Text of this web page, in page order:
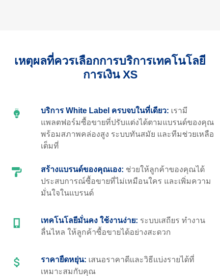
เหตุผลที่ควรเลือกการบริการเทคโนโลยี
การเงิน XS
บริการ White Label ครบจบในที่เดียว: เรามี
แพลตฟอร์มซื้อขายที่ปรับแต่งได้ตามแบรนด์ของคุณ
พร้อมสภาพคล่องสูง ระบบทันสมัย และทีมช่วยเหลือ
เต็มที่
สร้างแบรนด์ของคุณเอง: ช่วยให้ลูกค้าของคุณได้
ประสบการณ์ซื้อขายที่ไม่เหมือนใคร และเพิ่มความ
มั่นใจในแบรนด์
เทคโนโลยีมั่นคง ใช้งานง่าย: ระบบเสถียร ทำงาน
ลื่นไหล ให้ลูกค้าซื้อขายได้อย่างสะดวก
ราคายืดหยุ่น: เสนอราคาดีและวิธีแบ่งรายได้ที่
เหมาะสมกับคุณ